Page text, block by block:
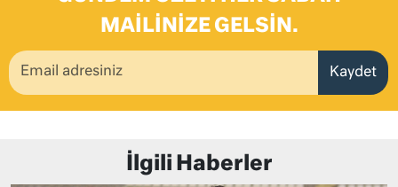
MAILINIZE GELSIN.
Kaydet
İlgili Haberler